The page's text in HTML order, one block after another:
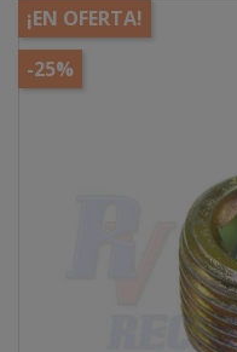
¡EN OFERTA!
-25%